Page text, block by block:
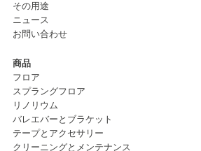
その用途
ニュース
お問い合わせ
商品
フロア
スプラングフロア
リノリウム
バレエバーとブラケット
テープとアクセサリー
クリーニングとメンテナンス